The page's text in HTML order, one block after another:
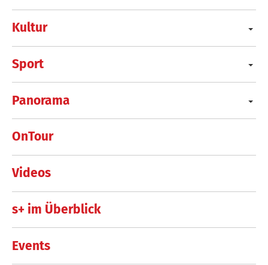
Kultur
Sport
Panorama
OnTour
Videos
s+ im Überblick
Events